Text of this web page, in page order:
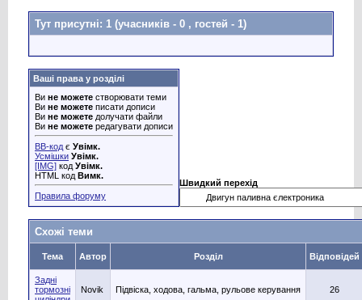
Тут присутні: 1 (учасників - 0 , гостей - 1)
Ваші права у розділі
Ви не можете створювати теми
Ви не можете писати дописи
Ви не можете долучати файли
Ви не можете редагувати дописи
BB-код є Увімк.
Усмішки Увімк.
[IMG] код Увімк.
HTML код Вимк.
Правила форуму
Швидкий перехід
Схожі теми
Тема Автор Розділ Відповідей
Задні
тормозні
Novik Підвіска, ходова, гальма, рульове керування 26